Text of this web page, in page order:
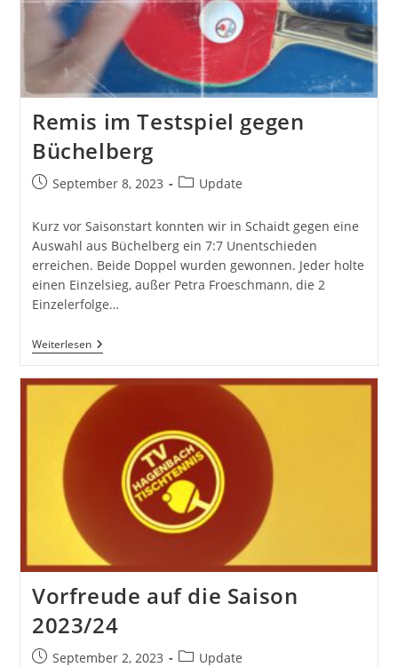
Remis im Testspiel gegen
Büchelberg
BeitragSeptember 8, 2023
Beitrags-
Update
Kurz vor Saisonstart konnten wir in Schaidt gegen eine
Auswahl aus Büchelberg ein 7:7 Unentschieden
erreichen. Beide Doppel wurden gewonnen. Jeder holte
einen Einzelsieg, außer Petra Froeschmann, die 2
Einzelerfolge…
WeiterlesenRemis
Im
Gegen
Büchelberg
Vorfreude auf die Saison
2023/24
BeitragSeptember 2, 2023
Beitrags-
Update